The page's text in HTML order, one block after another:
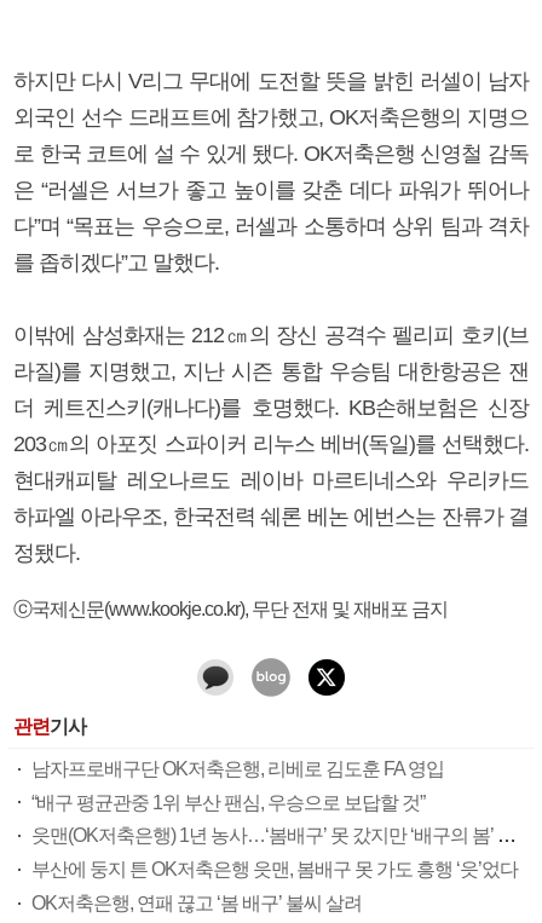
하지만 다시 V리그 무대에 도전할 뜻을 밝힌 러셀이 남자
외국인 선수 드래프트에 참가했고, OK저축은행의 지명으
로 한국 코트에 설 수 있게 됐다. OK저축은행 신영철 감독
은 “러셀은 서브가 좋고 높이를 갖춘 데다 파워가 뛰어나
다”며 “목표는 우승으로, 러셀과 소통하며 상위 팀과 격차
를 좁히겠다”고 말했다.
이밖에 삼성화재는 212㎝의 장신 공격수 펠리피 호키(브
라질)를 지명했고, 지난 시즌 통합 우승팀 대한항공은 잰
더 케트진스키(캐나다)를 호명했다. KB손해보험은 신장
203㎝의 아포짓 스파이커 리누스 베버(독일)를 선택했다.
현대캐피탈 레오나르도 레이바 마르티네스와 우리카드
하파엘 아라우조, 한국전력 쉐론 베논 에번스는 잔류가 결
정됐다.
ⓒ국제신문(www.kookje.co.kr), 무단 전재 및 재배포 금지
관련기사
남자프로배구단 OK저축은행, 리베로 김도훈 FA 영입
“배구 평균관중 1위 부산 팬심, 우승으로 보답할 것”
읏맨(OK저축은행) 1년 농사…‘봄배구’ 못 갔지만 ‘배구의 봄’ 꽃피웠다
부산에 둥지 튼 OK저축은행 읏맨, 봄배구 못 가도 흥행 ‘읏’었다
OK저축은행, 연패 끊고 ‘봄 배구’ 불씨 살려